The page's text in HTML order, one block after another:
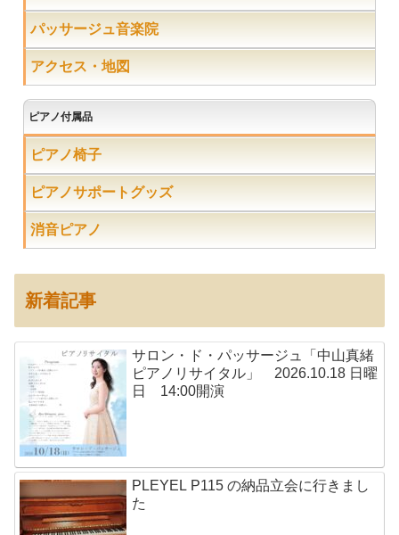
パッサージュ音楽院
アクセス・地図
ピアノ付属品
ピアノ椅子
ピアノサポートグッズ
消音ピアノ
新着記事
サロン・ド・パッサージュ「中山真緒
ピアノリサイタル」 2026.10.18 日曜
日 14:00開演
PLEYEL P115 の納品立会に行きまし
た